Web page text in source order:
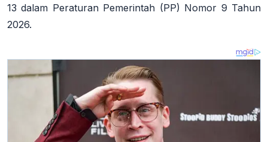
13 dalam Peraturan Pemerintah (PP) Nomor 9 Tahun
2026.